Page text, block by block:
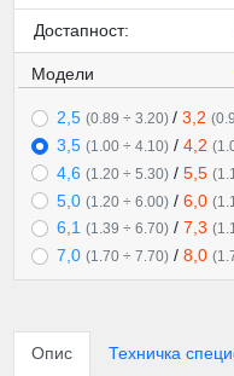
Достапност:
Модели
2,5 (0.89 ÷ 3.20) / 3,2
3,5 (1.00 ÷ 4.10)/ 4,2
4,6 (1.20 ÷ 5.30)/ 5,5
5,0 (1.20 ÷ 6.00)/ 6,0
6,1 (1.39 ÷ 6.70)/ 7,3
7,0 (1.70 ÷ 7.70)/ 8,0
Опис Техничка